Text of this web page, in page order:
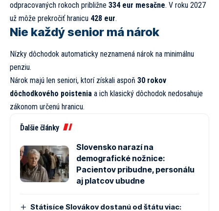
odpracovaných rokoch približne 334 eur mesačne. V roku 2027
už môže prekročiť hranicu 428 eur.
Nie každý senior má nárok
Nízky dôchodok automaticky neznamená nárok na minimálnu
penziu.
Nárok majú len seniori, ktorí získali aspoň 30 rokov
dôchodkového poistenia a ich klasický dôchodok nedosahuje
zákonom určenú hranicu.
Ďalšie články
Slovensko narazí na
demografické nožnice:
Pacientov pribudne, personálu
aj platcov ubudne
Státisíce Slovákov dostanú od štátu viac: